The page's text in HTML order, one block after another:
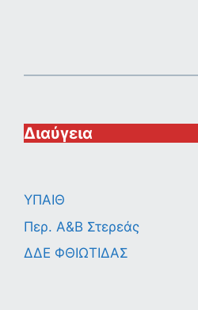
Διαύγεια
ΥΠΑΙΘ
Περ. A&B Στερεάς
ΔΔΕ ΦΘΙΩΤΙΔΑΣ